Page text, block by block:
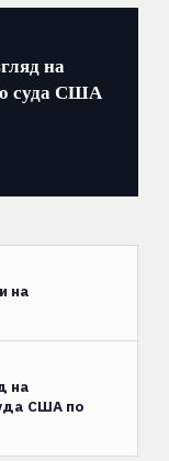
на
суда США
на
на
США по